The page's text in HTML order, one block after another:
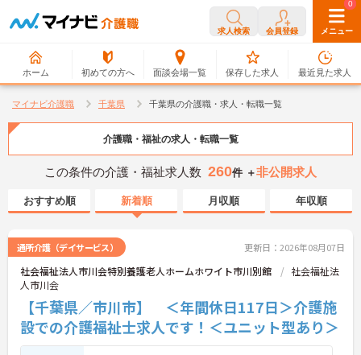
求人検索 会員登録 メニュー
ホーム 初めての方へ 面談会場一覧
0
保存した求人
0
最近見た求人
マイナビ介護職 千葉県 千葉県の介護職・求人・転職一覧
介護職・福祉の求人・転職一覧
この条件の介護・福祉求人数 260件 ＋非公開求人
おすすめ順 新着順 月収順 年収順
通所介護（デイサービス） 更新日：2026年08月07日
社会福祉法人市川会特別養護老人ホームホワイト市川別館
社会福祉法
人市川会
【千葉県／市川市】 ＜年間休日117日＞介護施
設での介護福祉士求人です！＜ユニット型あり＞